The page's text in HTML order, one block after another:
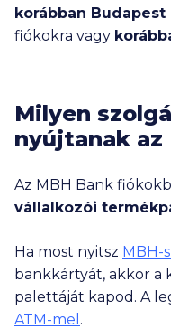
korábban Budapest
fiókokra vagy
Milyen
nyújtanak az
Az MBH Bank
vállalkozói
Ha most nyitsz MBH-
bankkártyát, akkor a
palettáját kapod. A
ATM-mel .